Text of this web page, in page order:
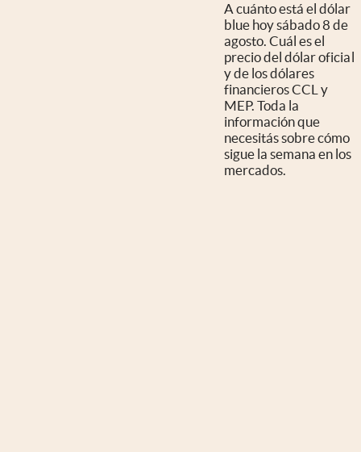
A cuánto está el dólar
blue hoy sábado 8 de
agosto. Cuál es el
precio del dólar oficial
y de los dólares
financieros CCL y
MEP. Toda la
información que
necesitás sobre cómo
sigue la semana en los
mercados.